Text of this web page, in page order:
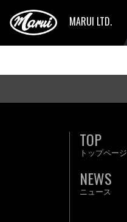
MARUI LTD.
TOP
トップページ
NEWS
ニュース